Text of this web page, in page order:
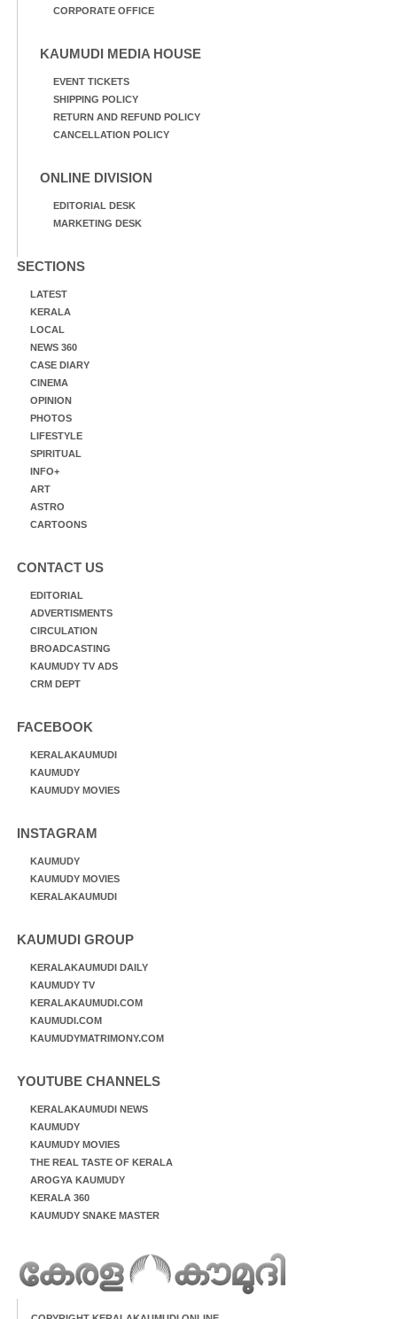
CORPORATE OFFICE
KAUMUDI MEDIA HOUSE
EVENT TICKETS
SHIPPING POLICY
RETURN AND REFUND POLICY
CANCELLATION POLICY
ONLINE DIVISION
EDITORIAL DESK
MARKETING DESK
SECTIONS
LATEST
KERALA
LOCAL
NEWS 360
CASE DIARY
CINEMA
OPINION
PHOTOS
LIFESTYLE
SPIRITUAL
INFO+
ART
ASTRO
CARTOONS
CONTACT US
EDITORIAL
ADVERTISMENTS
CIRCULATION
BROADCASTING
KAUMUDY TV ADS
CRM DEPT
FACEBOOK
KERALAKAUMUDI
KAUMUDY
KAUMUDY MOVIES
INSTAGRAM
KAUMUDY
KAUMUDY MOVIES
KERALAKAUMUDI
KAUMUDI GROUP
KERALAKAUMUDI DAILY
KAUMUDY TV
KERALAKAUMUDI.COM
KAUMUDI.COM
KAUMUDYMATRIMONY.COM
YOUTUBE CHANNELS
KERALAKAUMUDI NEWS
KAUMUDY
KAUMUDY MOVIES
THE REAL TASTE OF KERALA
AROGYA KAUMUDY
KERALA 360
KAUMUDY SNAKE MASTER